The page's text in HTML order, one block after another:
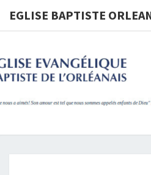
EGLISE BAPTISTE